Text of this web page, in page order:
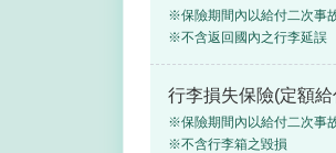
※保險期間內以給付二次事
※不含返回國內之行李延誤
行李損失保險(定額給
※保險期間內以給付二次事
※不含行李箱之毀損